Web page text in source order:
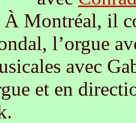
Montréal, il
l’orgue
avec
et en